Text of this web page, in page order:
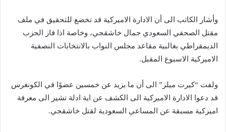
وأشار الكاتب الى أن الادارة الاميركية قد تخضع للتحقيق في ملف
مقتل الصحفي السعودي جمال خاشقجي، وخاصة اذا فاز الحزب
الديمقراطي بغالبية مقاعد مجلس النواب بالانتخابات النصفية
الاميركية الاسبوع المقبل.
ولفت “كيرت ميلز” الى أن ما يزيد عن خمسين عضوًا في الكونغرس
قد دعوا الادارة الاميركية الى الكشف عن اية ادلة تشير الى معرفة
اميركية مسبقة عن المساعي السعودية لقتل خاشقجي.